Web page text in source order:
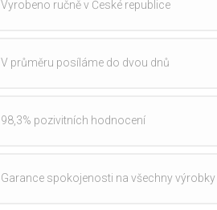
Vyrobeno ručně v České republice
V průměru posíláme do dvou dnů
98,3% pozivitních hodnocení
Garance spokojenosti na všechny výrobky